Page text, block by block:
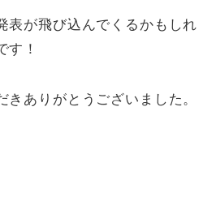
表が飛び込んでくるかもしれ
す！
きありがとうございました。